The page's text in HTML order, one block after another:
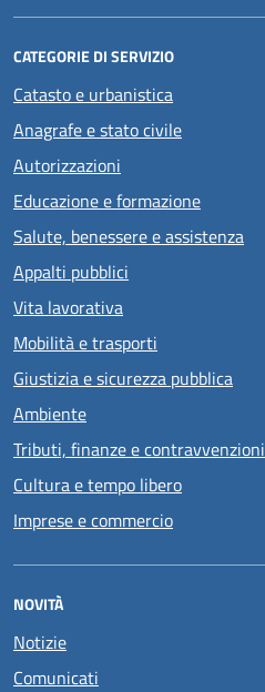
CATEGORIE DI SERVIZIO
Catasto e urbanistica
Anagrafe e stato civile
Autorizzazioni
Educazione e formazione
Salute, benessere e assistenza
Appalti pubblici
Vita lavorativa
Mobilità e trasporti
Giustizia e sicurezza pubblica
Ambiente
Tributi, finanze e contravvenzioni
Cultura e tempo libero
Imprese e commercio
NOVITÀ
Notizie
Comunicati